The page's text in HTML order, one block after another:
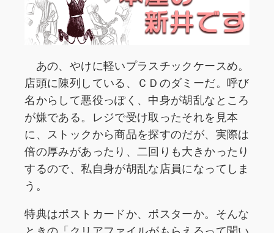
あの、やけに軽いプラスチックケースめ。
店頭に陳列している、ＣＤのダミーだ。呼び
名からして悪役っぽく、中身が胡乱なところ
が嫌である。レジで受け取ったそれを見本
に、ストックから商品を探すのだが、実際は
倍の厚みがあったり、二回りも大きかったり
するので、私自身が胡乱な店員になってしま
う。
特典はポストカードか、ポスターか。そんな
ときの「クリアファイルがもらえるって聞い